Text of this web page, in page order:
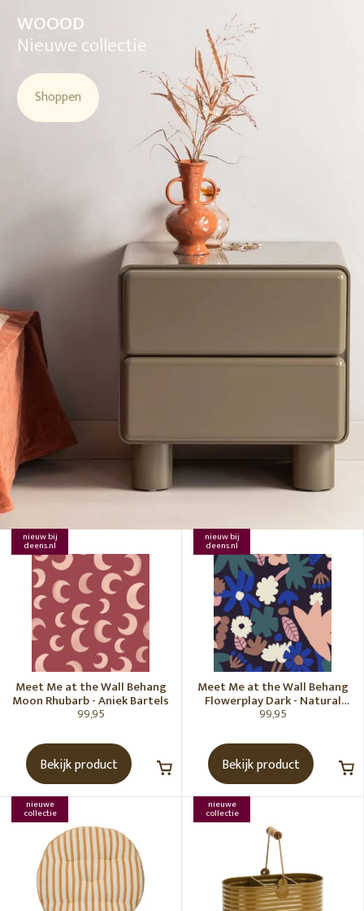
WOOOD
Nieuwe collectie
Shoppen
nieuw bij
deens.nl
Meet Me at the Wall Behang
Moon Rhubarb - Aniek Bartels
99,95
Bekijk product
nieuw bij
deens.nl
Meet Me at the Wall Behang
Flowerplay Dark - Natural
Noord
99,95
Bekijk product
nieuwe
collectie
nieuwe
collectie